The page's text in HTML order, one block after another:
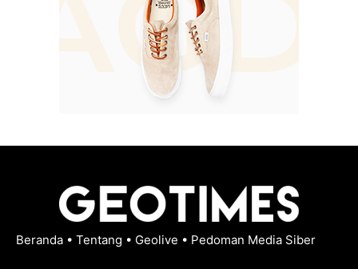
Beranda • Tentang • Geolive • Pedoman Media Siber